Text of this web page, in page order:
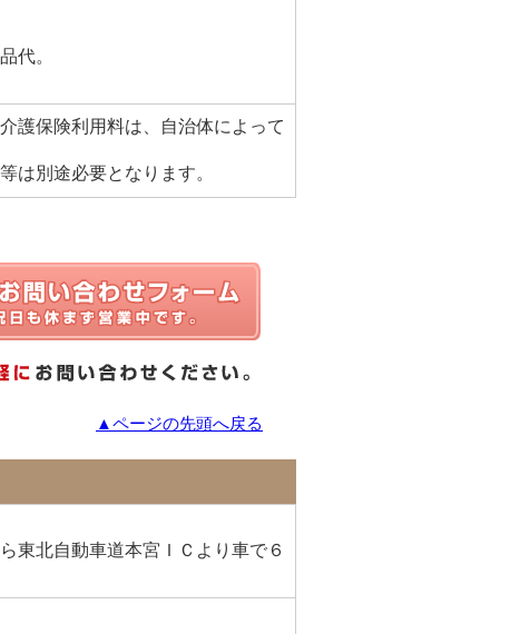
代。
護保険利用料は、自治体によって
は別途必要となります。
▲ページの先頭へ戻る
東北自動車道本宮ＩＣより車で６